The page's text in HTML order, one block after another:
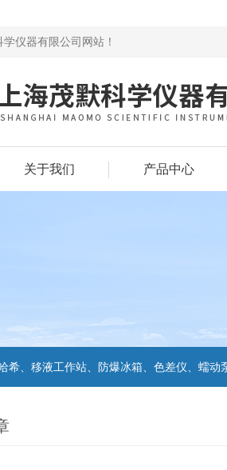
仪器有限公司网站！
关于我们 产品中心
希、移液工作站、防爆冰箱、色差仪、蠕动